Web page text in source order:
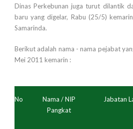
Dinas Perkebunan juga turut dilantik
baru yang digelar, Rabu (25/5)
Samarinda.
Berikut adalah nama - nama pejabat
Mei 2011 kemarin :
No
Nama / NIP
Pangkat
Jabatan